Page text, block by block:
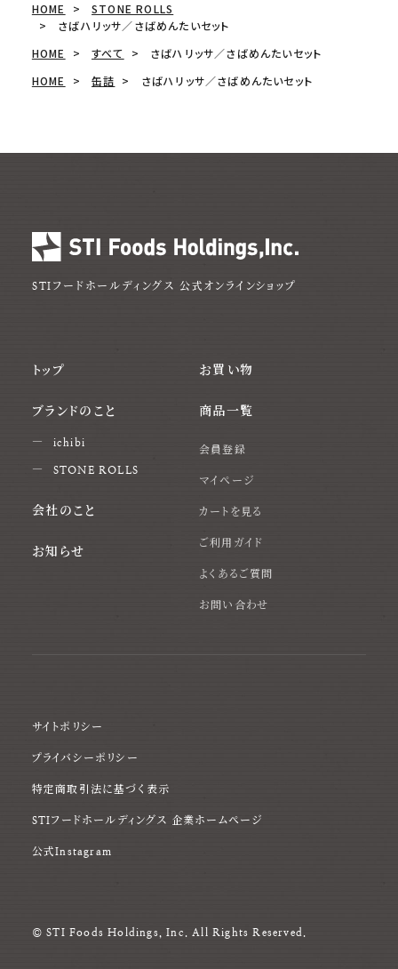
HOME
STONE ROLLS
さばハリッサ／さばめんたいセット
HOME
すべて
さばハリッサ／さばめんたいセット
HOME
缶詰 さばハリッサ／さばめんたいセット
STIフードホールディングス 公式オンラインショップ
トップ
ブランドのこと
ichibi
STONE ROLLS
会社のこと
お知らせ
お買い物
商品一覧
会員登録
マイページ
カートを見る
ご利用ガイド
よくあるご質問
お問い合わせ
サイトポリシー
プライバシーポリシー
特定商取引法に基づく表示
STIフードホールディングス 企業ホームページ
公式Instagram
© STI Foods Holdings, Inc. All Rights Reserved.